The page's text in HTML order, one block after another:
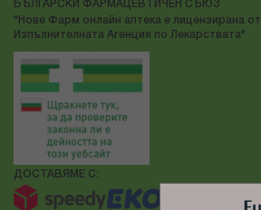
БЪЛГАРСКИ ФАРМАЦЕВТИЧЕН СЪЮЗ
"Нове Фарм онлайн аптека е лицензирана от
Изпълнителната Агенция по Лекарствата"
ДОСТАВЯМЕ С: